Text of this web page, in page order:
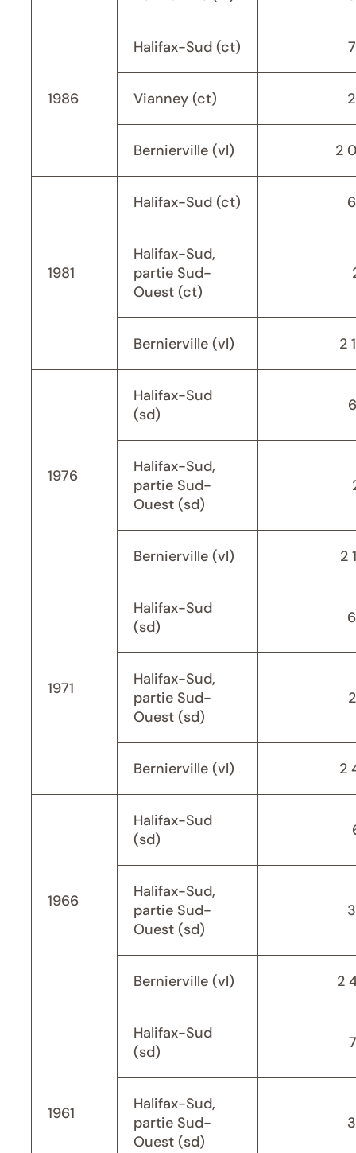
1986
Halifax-Sud (ct)
Vianney (ct)
Bernierville (vl) 2
1981
Halifax-Sud (ct)
Halifax-Sud,
partie Sud-
Ouest (ct)
Bernierville (vl) 2
1976
Halifax-Sud
(sd)
Halifax-Sud,
partie Sud-
Ouest (sd)
Bernierville (vl) 2
1971
Halifax-Sud
(sd)
Halifax-Sud,
partie Sud-
Ouest (sd)
Bernierville (vl) 2
1966
Halifax-Sud
(sd)
Halifax-Sud,
partie Sud-
Ouest (sd)
Bernierville (vl) 2
1961
Halifax-Sud
(sd)
Halifax-Sud,
partie Sud-
Ouest (sd)